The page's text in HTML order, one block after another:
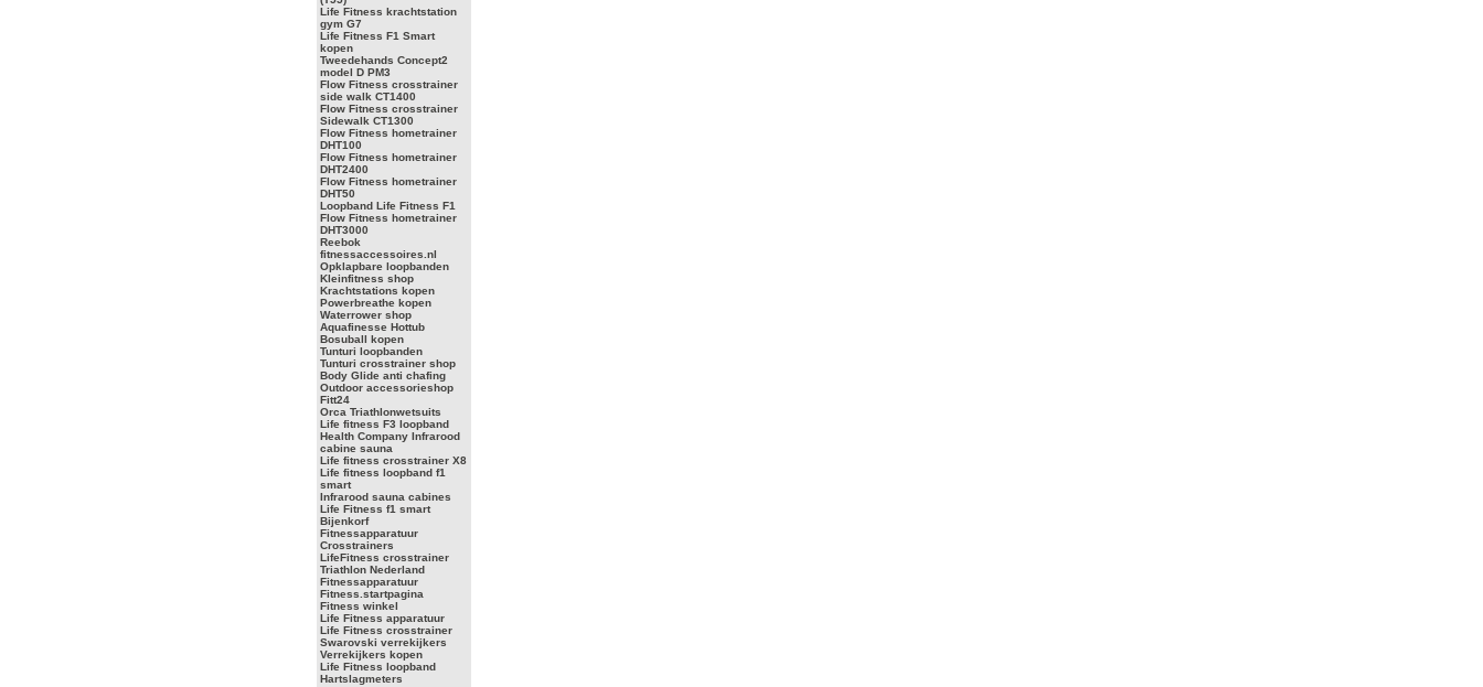
Life Fitness krachtstation
gym G7
Life Fitness F1 Smart
kopen
Tweedehands Concept2
model D PM3
Flow Fitness crosstrainer
side walk CT1400
Flow Fitness crosstrainer
Sidewalk CT1300
Flow Fitness hometrainer
DHT100
Flow Fitness hometrainer
DHT2400
Flow Fitness hometrainer
DHT50
Loopband Life Fitness F1
Flow Fitness hometrainer
DHT3000
Reebok
fitnessaccessoires.nl
Opklapbare loopbanden
Kleinfitness shop
Krachtstations kopen
Powerbreathe kopen
Waterrower shop
Aquafinesse Hottub
Bosuball kopen
Tunturi loopbanden
Tunturi crosstrainer shop
Body Glide anti chafing
Outdoor accessorieshop
Fitt24
Orca Triathlonwetsuits
Life fitness F3 loopband
Health Company Infrarood
cabine sauna
Life fitness crosstrainer X8
Life fitness loopband f1
smart
Infrarood sauna cabines
Life Fitness f1 smart
Bijenkorf
Fitnessapparatuur
Crosstrainers
LifeFitness crosstrainer
Triathlon Nederland
Fitnessapparatuur
Fitness.startpagina
Fitness winkel
Life Fitness apparatuur
Life Fitness crosstrainer
Swarovski verrekijkers
Verrekijkers kopen
Life Fitness loopband
Hartslagmeters